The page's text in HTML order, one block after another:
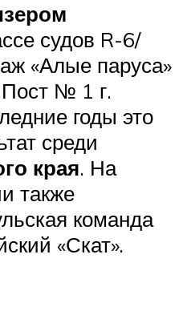
судов R-6/
«Алые паруса»
№ 1 г.
годы это
среди
края. На
также
команда
«Скат».